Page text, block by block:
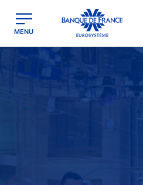
Banque de France - Menu
MENU
Image